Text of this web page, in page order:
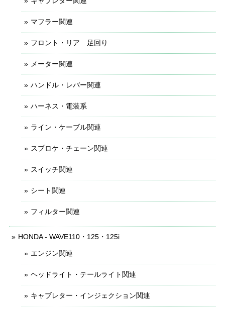
マフラー関連
フロント・リア 足回り
メーター関連
ハンドル・レバー関連
ハーネス・電装系
ライン・ケーブル関連
スプロケ・チェーン関連
スイッチ関連
シート関連
フィルター関連
HONDA - WAVE110・125・125i
エンジン関連
ヘッドライト・テールライト関連
キャブレター・インジェクション関連